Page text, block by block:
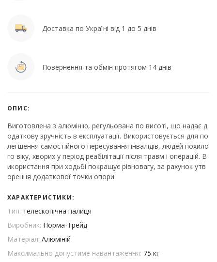
Доставка по Україні від 1 до 5 днів
Повернення та обмін протягом 14 днів
ОПИС:
Виготовлена з алюмінію, регульована по висоті, що надає д
одаткову зручність в експлуатації. Використовується для по
легшення самостійного пересування інвалідів, людей похило
го віку, хворих у період реабілітації після травм і операцій. В
икористання при ходьбі покращує рівновагу, за рахунок утв
орення додаткової точки опори.
ХАРАКТЕРИСТИКИ:
Тип: телескопічна палиця
Виробник: Норма-Трейд
Матеріал: Алюміній
Максимально допустиме навантаження: 75 кг